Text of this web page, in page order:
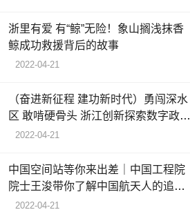
浙里有爱 有“鲸”无险！象山搁浅抹香
鲸成功救援背后的故事
2022-04-21
（奋进新征程 建功新时代）勇闯深水
区 敢啃硬骨头 浙江创新探索数字政府
建设
2022-04-21
中国空间站等你来出差｜中国工程院
院士王浚带你了解中国航天人的追梦
故事
2022-04-21